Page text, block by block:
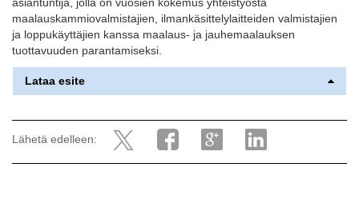
asiantuntija, jolla on vuosien kokemus yhteistyöstä
maalauskammiovalmistajien, ilmankäsittelylaitteiden valmistajien
ja loppukäyttäjien kanssa maalaus- ja jauhemaalauksen
tuottavuuden parantamiseksi.
Lataa esite
Lähetä edelleen: